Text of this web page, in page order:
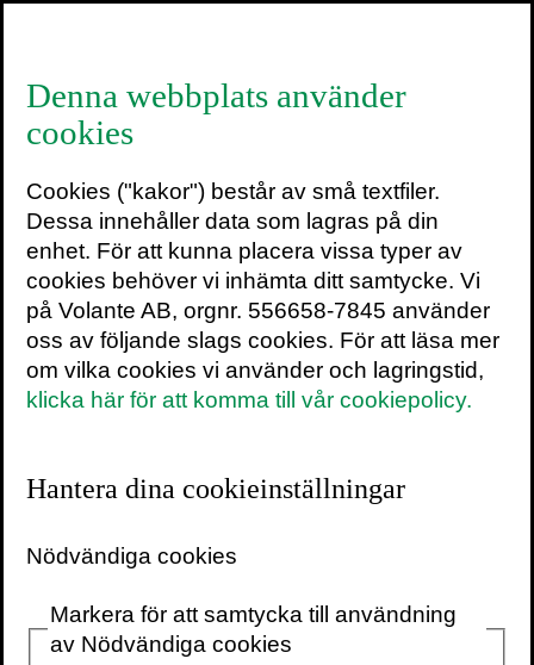
Maja Fjaestad var under 2025
verksam vid EU:s European Artificial
Intelligence Office, nu är hon tillbaka
i Sverige som strategiskt ledningsråd
adjungerad professor vid Luleå
tekniska universitet. Hon är docent i
teknikhistoria från KTH och har även
forskat vid Max Planck-Institutet.
Maja äraffilierad forskare vid
Institutet för framtidsstudier och
Denna webbplats använder
cookies
Cookies ("kakor") består av små textfiler.
Dessa innehåller data som lagras på din
enhet. För att kunna placera vissa typer av
cookies behöver vi inhämta ditt samtycke. Vi
på Volante AB, orgnr. 556658-7845 använder
oss av följande slags cookies. För att läsa mer
om vilka cookies vi använder och lagringstid,
klicka här för att komma till vår cookiepolicy.
Hantera dina cookieinställningar
Nödvändiga cookies
Markera för att samtycka till användning
av Nödvändiga cookies